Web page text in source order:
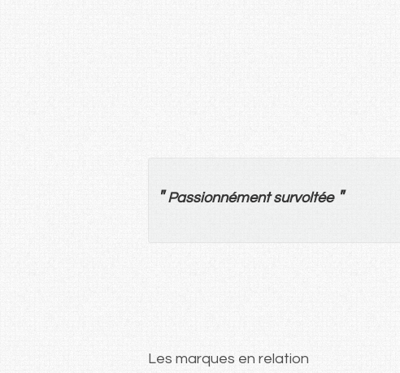
" Passionnément survoltée "
Les marques en relation